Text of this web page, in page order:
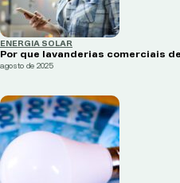
ENERGIA SOLAR
Por que lavanderias comerciais
agosto de 2025